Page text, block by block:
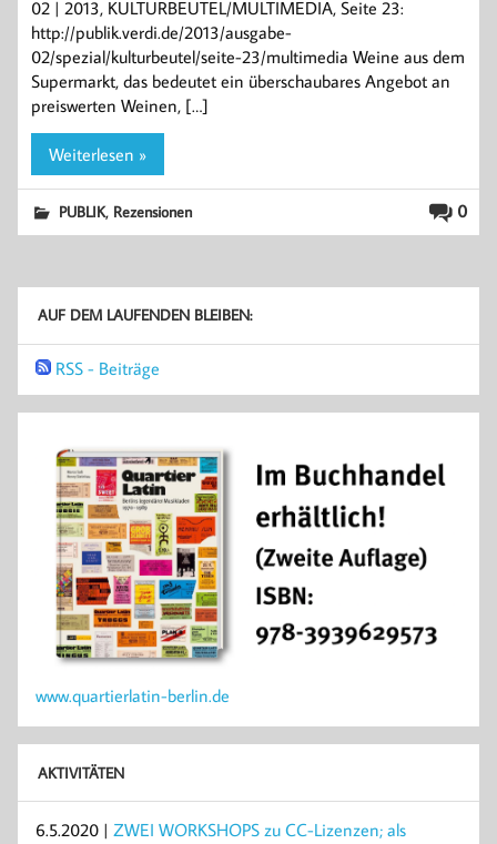
02 | 2013, KULTURBEUTEL/MULTIMEDIA, Seite 23:
http://publik.verdi.de/2013/ausgabe-
02/spezial/kulturbeutel/seite-23/multimedia Weine aus dem
Supermarkt, das bedeutet ein überschaubares Angebot an
preiswerten Weinen, […]
Weiterlesen »
0
PUBLIK, Rezensionen
AUF DEM LAUFENDEN BLEIBEN:
RSS - Beiträge
www.quartierlatin-berlin.de
AKTIVITÄTEN
6.5.2020 | ZWEI WORKSHOPS zu CC-Lizenzen; als